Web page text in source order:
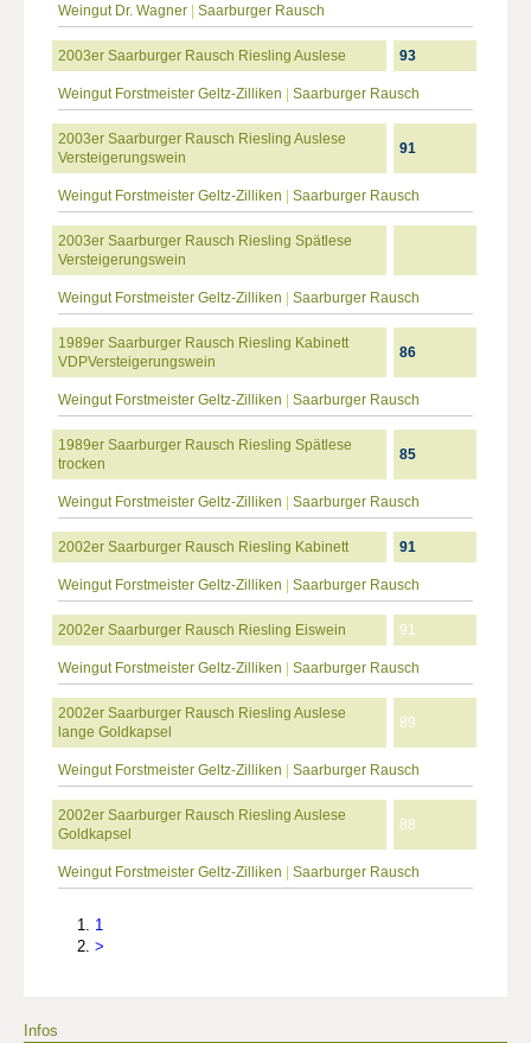
Weingut Dr. Wagner Saarburger Rausch
2003er Saarburger Rausch Riesling Auslese 93
Weingut Forstmeister Geltz-Zilliken Saarburger Rausch
2003er Saarburger Rausch Riesling Auslese
Versteigerungswein
91
Weingut Forstmeister Geltz-Zilliken Saarburger Rausch
2003er Saarburger Rausch Riesling Spätlese
Versteigerungswein
Weingut Forstmeister Geltz-Zilliken Saarburger Rausch
1989er Saarburger Rausch Riesling Kabinett
VDPVersteigerungswein
86
Weingut Forstmeister Geltz-Zilliken Saarburger Rausch
1989er Saarburger Rausch Riesling Spätlese
trocken
85
Weingut Forstmeister Geltz-Zilliken Saarburger Rausch
2002er Saarburger Rausch Riesling Kabinett 91
Weingut Forstmeister Geltz-Zilliken Saarburger Rausch
2002er Saarburger Rausch Riesling Eiswein 91
Weingut Forstmeister Geltz-Zilliken Saarburger Rausch
2002er Saarburger Rausch Riesling Auslese
lange Goldkapsel
89
Weingut Forstmeister Geltz-Zilliken Saarburger Rausch
2002er Saarburger Rausch Riesling Auslese
Goldkapsel
88
Weingut Forstmeister Geltz-Zilliken Saarburger Rausch
1
>
Infos